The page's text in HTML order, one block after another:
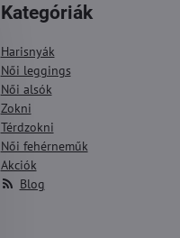
Kategóriák
Harisnyák
Női leggings
Női alsók
Zokni
Térdzokni
Női fehérneműk
Akciók
Blog